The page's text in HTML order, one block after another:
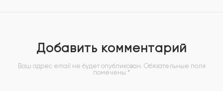
Добавить комментарий
Ваш адрес email не будет опубликован. Обязательные поля
помечены *